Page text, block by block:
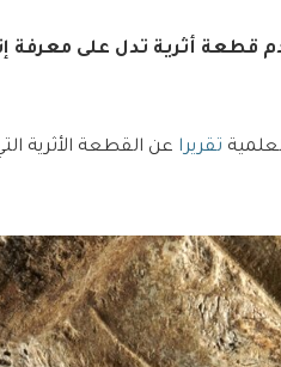
قطعة أثرية تدل على معرفة
تقريرا عن القطعة الأثرية